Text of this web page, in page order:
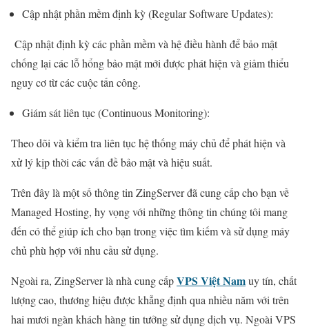
Cập nhật phần mềm định kỳ (Regular Software Updates):
Cập nhật định kỳ các phần mềm và hệ điều hành để bảo mật
chống lại các lỗ hổng bảo mật mới được phát hiện và giảm thiểu
nguy cơ từ các cuộc tấn công.
Giám sát liên tục (Continuous Monitoring):
Theo dõi và kiểm tra liên tục hệ thống máy chủ để phát hiện và
xử lý kịp thời các vấn đề bảo mật và hiệu suất.
Trên đây là một số thông tin ZingServer đã cung cấp cho bạn về
Managed Hosting, hy vọng với những thông tin chúng tôi mang
đến có thể giúp ích cho bạn trong việc tìm kiếm và sử dụng máy
chủ phù hợp với nhu cầu sử dụng.
Ngoài ra, ZingServer là nhà cung cấpVPS Việt Namuy tín, chất
lượng cao, thương hiệu được khẳng định qua nhiều năm với trên
hai mươi ngàn khách hàng tin tưởng sử dụng dịch vụ. Ngoài VPS